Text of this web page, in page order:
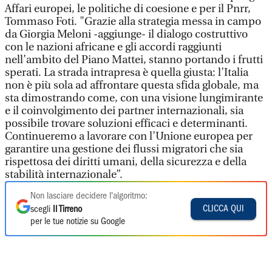
Affari europei, le politiche di coesione e per il Pnrr,
Tommaso Foti. "Grazie alla strategia messa in campo
da Giorgia Meloni -aggiunge- il dialogo costruttivo
con le nazioni africane e gli accordi raggiunti
nell’ambito del Piano Mattei, stanno portando i frutti
sperati. La strada intrapresa è quella giusta: l’Italia
non è più sola ad affrontare questa sfida globale, ma
sta dimostrando come, con una visione lungimirante
e il coinvolgimento dei partner internazionali, sia
possibile trovare soluzioni efficaci e determinanti.
Continueremo a lavorare con l’Unione europea per
garantire una gestione dei flussi migratori che sia
rispettosa dei diritti umani, della sicurezza e della
stabilità internazionale”.
Non lasciare decidere l'algoritmo:
scegli
Il Tirreno
per le tue notizie su Google
CLICCA QUI